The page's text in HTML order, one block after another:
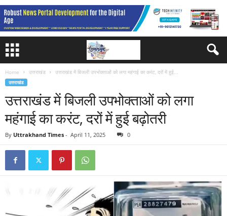
Home उत्तराखंड उत्तराखंड में बिजली उपभोक्ताओं को लगा महंगाई का करंट, दरों में हुई...
उत्तराखंड
उत्तराखंड में बिजली उपभोक्ताओं को लगा
महंगाई का करंट, दरों में हुई बढ़ोतरी
By Uttrakhand Times - April 11, 2025 0